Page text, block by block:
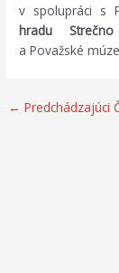
v spolupráci s
hradu
a Považské
← Predchádzajúci